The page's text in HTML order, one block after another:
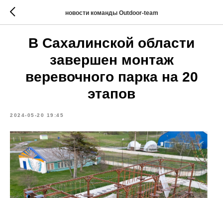
новости команды Outdoor-team
В Сахалинской области
завершен монтаж
веревочного парка на 20
этапов
2024-05-20 19:45